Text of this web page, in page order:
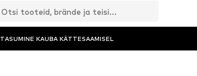
TASUMINE KAUBA KÄTTESAAMISEL